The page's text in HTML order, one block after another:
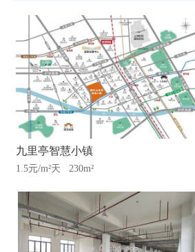
九里亭智慧小镇
1.5元/m²天 230m²